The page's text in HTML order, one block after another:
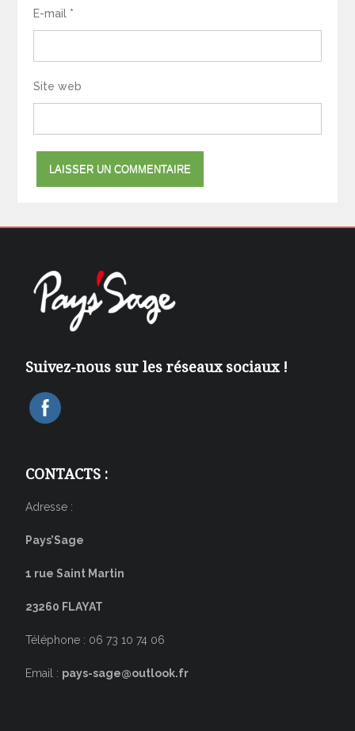
E-mail *
Site web
Suivez-nous sur les réseaux sociaux !
CONTACTS :
Adresse :
Pays’Sage
1 rue Saint Martin
23260 FLAYAT
Téléphone : 06 73 10 74 06
Email : pays-sage@outlook.fr